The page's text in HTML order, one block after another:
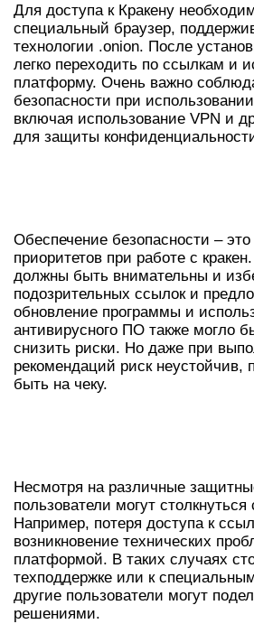
Для доступа к Кракену
специальный браузер,
технологии .onion. После
легко переходить по ссылкам и
платформу. Очень важно
безопасности при
включая использование VPN и
для защиты
Обеспечение безопасности –
приоритетов при работе с
должны быть внимательны и
подозрительных ссылок и
обновление программы и
антивирусного ПО также могло
снизить риски. Но даже при
рекомендаций риск неустойчив,
быть на чеку.
Несмотря на различные
пользователи могут
Например, потеря доступа к
возникновение технических
платформой. В таких случаях
техподдержке или к
другие пользователи могут
решениями.